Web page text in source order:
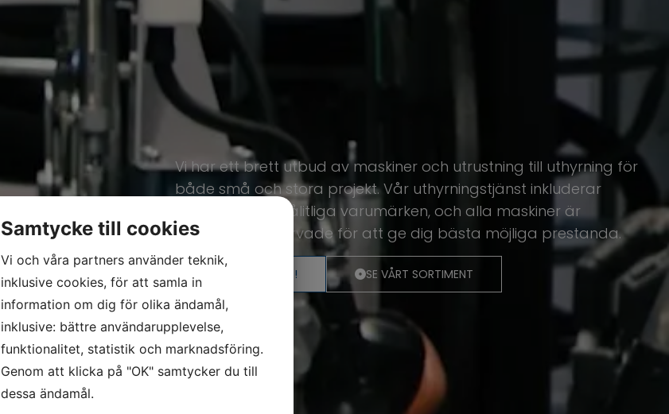
Vi har ett brett utbud av maskiner och utrustning till uthyrning för
både små och stora projekt. Vår uthyrningstjänst inkluderar
välkända och pålitliga varumärken, och alla maskiner är
professionellt servade för att ge dig bästa möjliga prestanda.
RING OSS IDAG! SE VÅRT SORTIMENT
Samtycke till cookies
Vi och våra partners använder teknik,
inklusive cookies, för att samla in
information om dig för olika ändamål,
inklusive: bättre användarupplevelse,
funktionalitet, statistik och marknadsföring.
Genom att klicka på "OK" samtycker du till
dessa ändamål.